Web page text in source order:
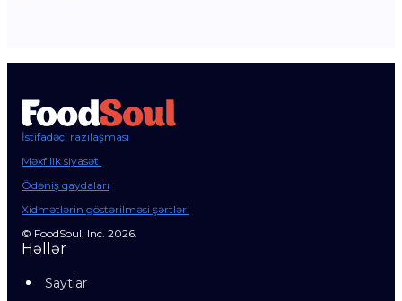
İstifadəçi razılaşması
Məxfilik siyasəti
Ödəniş qaydaları
Xidmətlərin göstərilməsi şərtləri
© FoodSoul, Inc. 2026.
Həllər
Saytlar